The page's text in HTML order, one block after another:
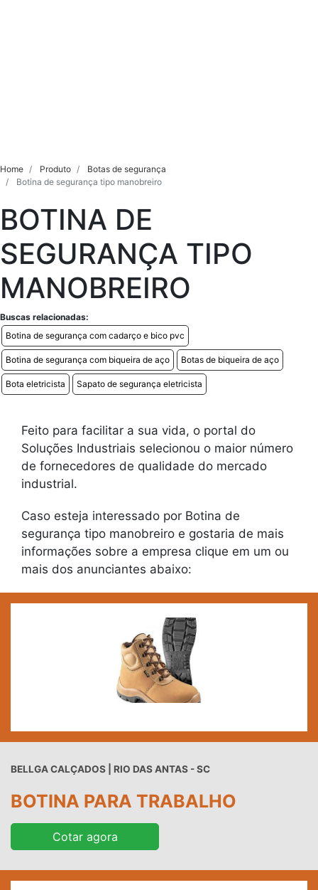
Home Produto
Botas de segurança
Botina de segurança tipo manobreiro
BOTINA DE
SEGURANÇA TIPO
MANOBREIRO
Buscas relacionadas:
Botina de segurança com cadarço e bico pvc
Botina de segurança com biqueira de aço Botas de biqueira de aço
Bota eletricista Sapato de segurança eletricista
Feito para facilitar a sua vida, o portal do
Soluções Industriais selecionou o maior número
de fornecedores de qualidade do mercado
industrial.
Caso esteja interessado por Botina de
segurança tipo manobreiro e gostaria de mais
informações sobre a empresa clique em um ou
mais dos anunciantes abaixo:
BELLGA CALÇADOS | RIO DAS ANTAS - SC
BOTINA PARA TRABALHO
Cotar agora